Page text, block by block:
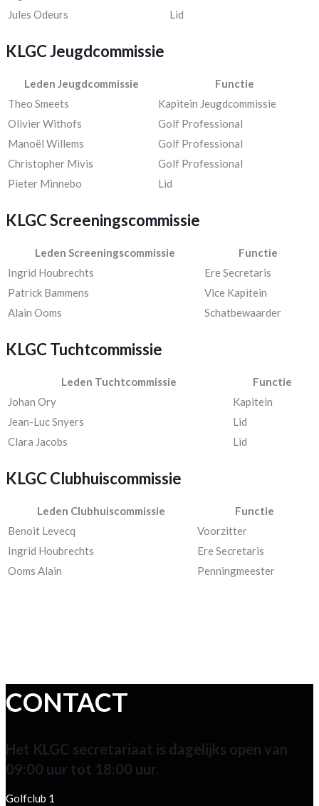
Jules Odeurs
Lid
KLGC Jeugdcommissie
Leden Jeugdcommissie
Functie
Theo Smeets
Kapitein Jeugdcommissie
Olivier Withofs
Golf Professional
Manoël Willems
Golf Professional
Christopher Mivis
Golf Professional
Pieter Minnebo
Lid
KLGC Screeningscommissie
Leden Screeningscommissie
Functie
Ingrid Houbrechts
Ere Secretaris
Patrick Bammens
Vice Kapitein
Alain Ooms
Schatbewaarder
KLGC Tuchtcommissie
Leden Tuchtcommissie
Functie
Johan Ory
Kapitein
Jean-Luc Snyers
Lid
Clara Jacobs
Lid
KLGC Clubhuiscommissie
Leden Clubhuiscommissie
Functie
Benoit Levecq
Voorzitter
Ingrid Houbrechts
Ere Secretaris
Ooms Alain
Penningmeester
CONTACT
Het KLGC secretariaat is dagelijks open van
09:00 uur tot 18:00 uur.
Golfclub 1